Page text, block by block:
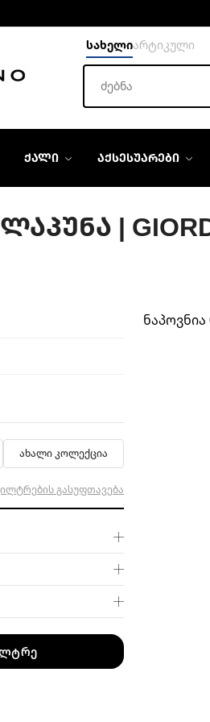
სახელიარტიკული
ᲥᲐᲚᲘ ᲐᲥᲡᲔᲡᲣᲐᲠᲔᲑᲘ
|
ახალი კოლექცია
გასუფთავება